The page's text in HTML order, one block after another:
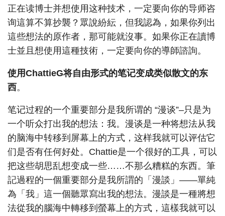
正在读博士并想使用这种技术，一定要向你的导师咨
询這算不算抄襲？眾說紛紜，但我認為，如果你列出
這些想法的原作者，那可能就沒事。如果你正在讀博
士並且想使用這種技術，一定要向你的導師諮詢。
使用ChattieG将自由形式的笔记变成类似散文的东
西。
笔记过程的一个重要部分是我所谓的 “漫谈”–只是为
一个听众打出我的想法：我。漫谈是一种将想法从我
的脑海中转移到屏幕上的方式，这样我就可以评估它
们是否有任何好处。Chattie是一个很好的工具，可以
把这些胡思乱想变成一些……不那么糟糕的东西。筆
記過程的一個重要部分是我所謂的「漫談」——單純
為「我」這一個聽眾寫出我的想法。漫談是一種將想
法從我的腦海中轉移到螢幕上的方式，這樣我就可以